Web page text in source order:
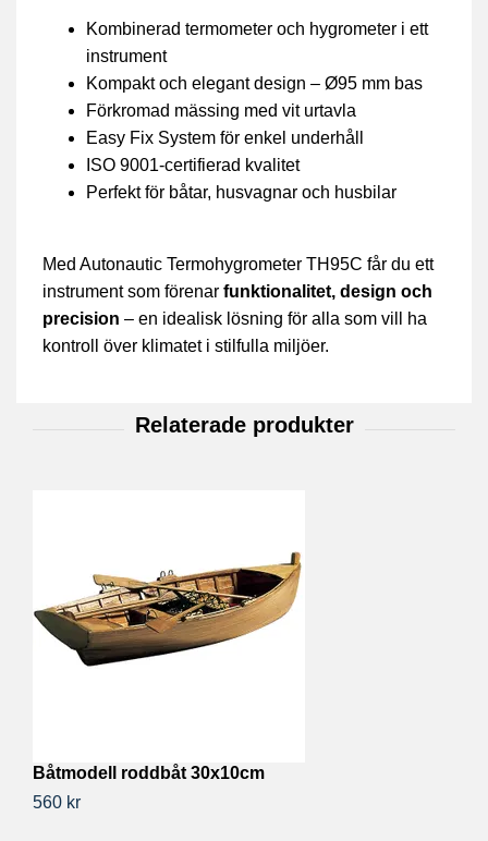
Kombinerad termometer och hygrometer i ett
instrument
Kompakt och elegant design – Ø95 mm bas
Förkromad mässing med vit urtavla
Easy Fix System för enkel underhåll
ISO 9001-certifierad kvalitet
Perfekt för båtar, husvagnar och husbilar
Med Autonautic Termohygrometer TH95C får du ett
instrument som förenar funktionalitet, design och
precision – en idealisk lösning för alla som vill ha
kontroll över klimatet i stilfulla miljöer.
Båtmodell roddbåt 30x10cm
560 kr